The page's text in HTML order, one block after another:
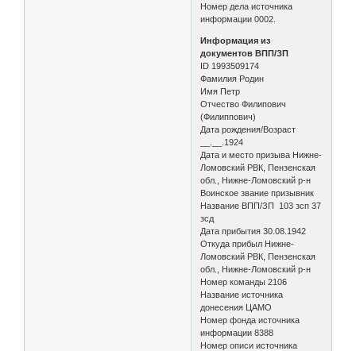
Номер дела источника
информации 0002.
Информация из
документов ВПП/ЗП
ID 1993509174
Фамилия Родин
Имя Петр
Отчество Филипович
(Филиппович)
Дата рождения/Возраст
__.__.1924
Дата и место призыва Нижне-
Ломовский РВК, Пензенская
обл., Нижне-Ломовский р-н
Воинское звание призывник
Название ВПП/ЗП 103 зсп 37
зсд
Дата прибытия 30.08.1942
Откуда прибыл Нижне-
Ломовский РВК, Пензенская
обл., Нижне-Ломовский р-н
Номер команды 2106
Название источника
донесения ЦАМО
Номер фонда источника
информации 8388
Номер описи источника